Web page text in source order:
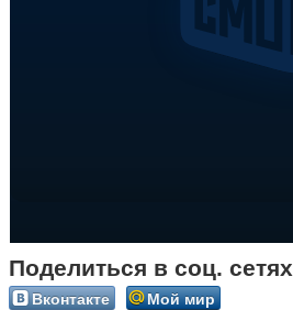
Поделиться в соц. сетях
Вконтакте Мой мир